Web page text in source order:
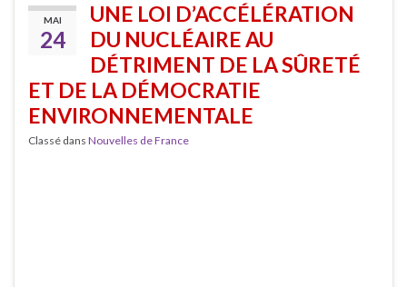
MAI
24
UNE LOI D’ACCÉLÉRATION
DU NUCLÉAIRE AU
DÉTRIMENT DE LA SÛRETÉ
ET DE LA DÉMOCRATIE
ENVIRONNEMENTALE
Classé dans Nouvelles de France